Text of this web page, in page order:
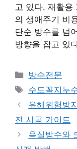
고 있다. 재활용
의 생애주기 비
단순 방수를 넘
방향을 잡고 있
카
테
고
리
방수전문
태
그
수도꼭지누
유해위험방
전 시공 가이드
욕실방수와